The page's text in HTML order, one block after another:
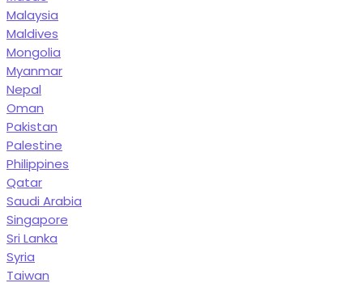
Malaysia
Maldives
Mongolia
Myanmar
Nepal
Oman
Pakistan
Palestine
Philippines
Qatar
Saudi Arabia
Singapore
Sri Lanka
Syria
Taiwan